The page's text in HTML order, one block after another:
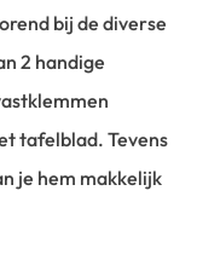
bij de diverse
2 handige
tafelblad. Tevens
je hem makkelijk